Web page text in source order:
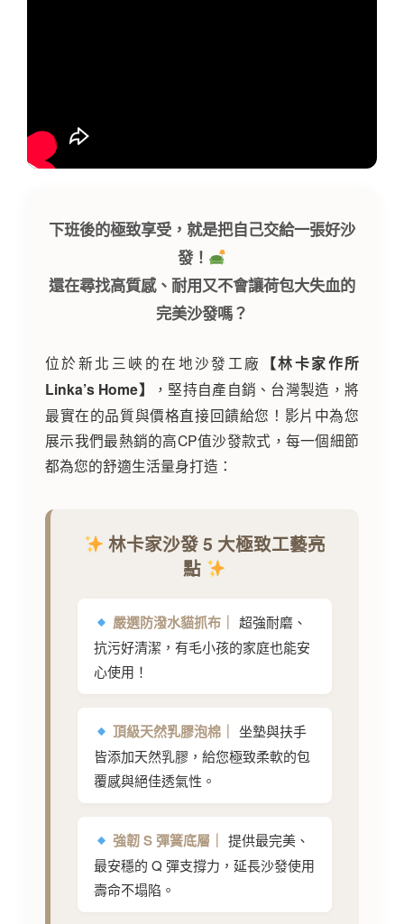
下班後的極致享受，就是把自己交給一張好沙
發！
還在尋找高質感、耐用又不會讓荷包大失血的
完美沙發嗎？
位於新北三峽的在地沙發工廠
【林卡家作所
Linka’s Home】
，堅持自產自銷、台灣製造，將
最實在的品質與價格直接回饋給您！影片中為您
展示我們最熱銷的高CP值沙發款式，每一個細節
都為您的舒適生活量身打造：
林卡家沙發 5 大極致工藝亮
點
嚴選防潑水貓抓布｜ 超強耐磨、
抗污好清潔，有毛小孩的家庭也能安
心使用！
頂級天然乳膠泡棉｜ 坐墊與扶手
皆添加天然乳膠，給您極致柔軟的包
覆感與絕佳透氣性。
強韌 S 彈簧底層｜ 提供最完美、
最安穩的 Q 彈支撐力，延長沙發使用
壽命不塌陷。